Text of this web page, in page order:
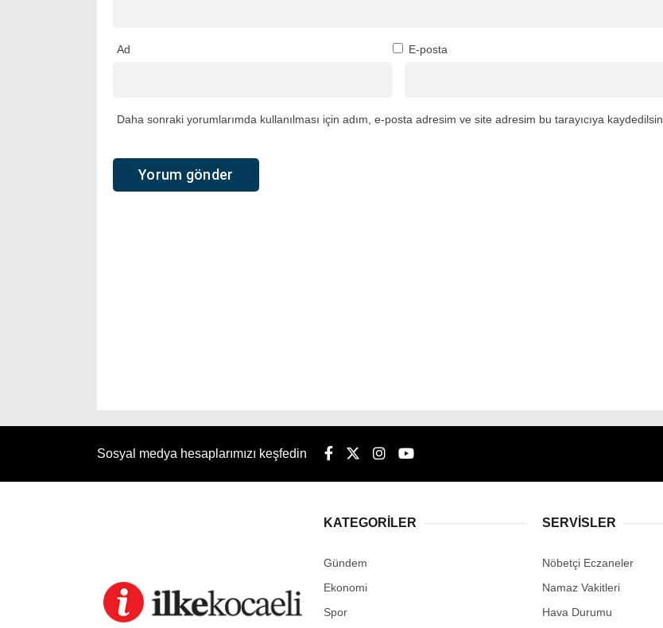
Ad E-posta
Daha sonraki yorumlarımda kullanılması için adım, e-posta adresim ve site adresim bu tarayıcıya kaydedilsin.
Sosyal medya hesaplarımızı keşfedin
KATEGORİLER
Gündem
Ekonomi
Spor
SERVİSLER
Nöbetçi Eczaneler
Namaz Vakitleri
Hava Durumu